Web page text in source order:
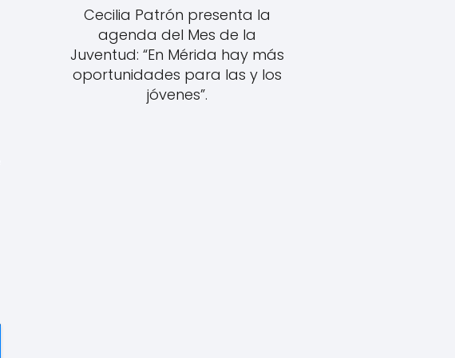
Cecilia Patrón presenta la
agenda del Mes de la
Juventud: “En Mérida hay más
oportunidades para las y los
jóvenes”.